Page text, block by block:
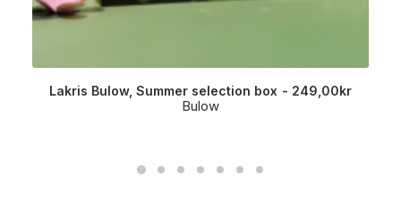
Lakris Bulow, Summer selection box 249,00kr
Bulow